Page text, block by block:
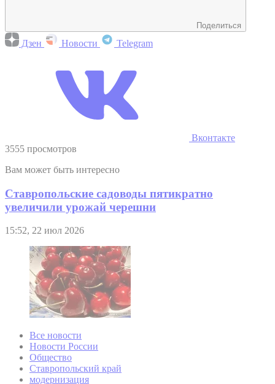
Поделиться
Дзен Новости Telegram
Вконтакте
3555 просмотров
Вам может быть интересно
Ставропольские садоводы пятикратно
увеличили урожай черешни
15:52, 22 июл 2026
Все новости
Новости России
Общество
Ставропольский край
модернизация